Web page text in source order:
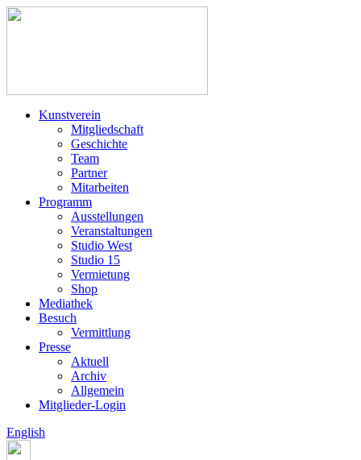
Kunstverein
Mitgliedschaft
Geschichte
Team
Partner
Mitarbeiten
Programm
Ausstellungen
Veranstaltungen
Studio West
Studio 15
Vermietung
Shop
Mediathek
Besuch
Vermittlung
Presse
Aktuell
Archiv
Allgemein
Mitglieder-Login
English